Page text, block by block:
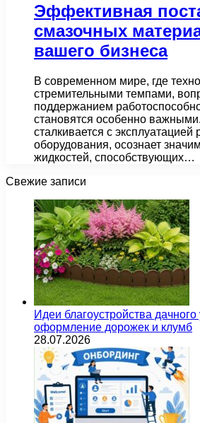
Эффективная
смазочных
вашего бизнеса
В современном мире, где
стремительными темпами,
поддержанием
становятся особенно
сталкивается с эксплуатацией
оборудования, осознает
жидкостей, способствующих…
Свежие записи
Идеи благоустройства дачного
оформление дорожек и клумб
28.07.2026